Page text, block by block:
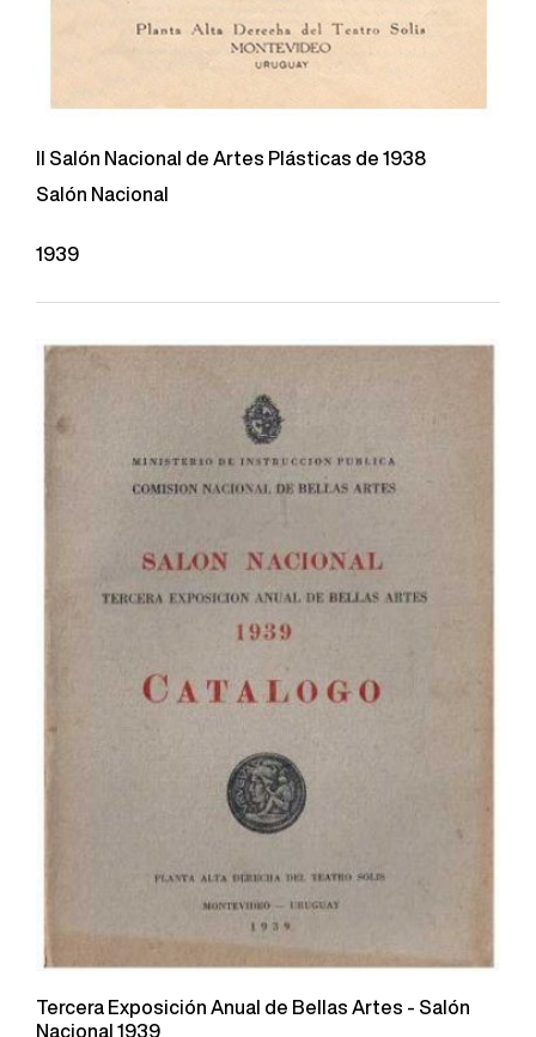
II Salón Nacional de Artes Plásticas de 1938
Salón Nacional
1939
Tercera Exposición Anual de Bellas Artes - Salón
Nacional 1939